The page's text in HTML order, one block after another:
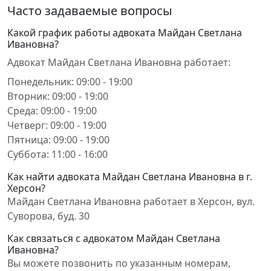
Часто задаваемые вопросы
Какой график работы адвоката Майдан Светлана
Ивановна?
Адвокат Майдан Светлана Ивановна работает:
Понедельник: 09:00 - 19:00
Вторник: 09:00 - 19:00
Среда: 09:00 - 19:00
Четверг: 09:00 - 19:00
Пятница: 09:00 - 19:00
Суббота: 11:00 - 16:00
Как найти адвоката Майдан Светлана Ивановна в г.
Херсон?
Майдан Светлана Ивановна работает в Херсон, вул.
Суворова, буд. 30
Как связаться с адвокатом Майдан Светлана
Ивановна?
Вы можете позвонить по указанным номерам,